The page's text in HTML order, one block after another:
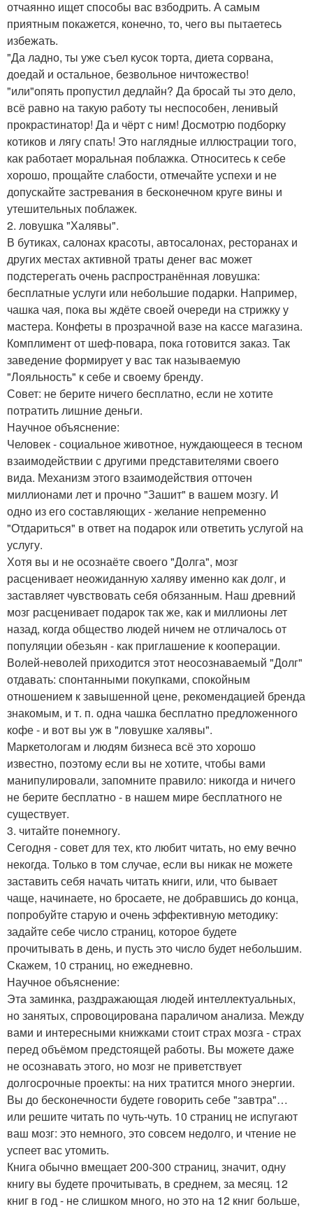
отчаянно ищет способы вас взбодрить. А самым
приятным покажется, конечно, то, чего вы пытаетесь
избежать.
"Да ладно, ты уже съел кусок торта, диета сорвана,
доедай и остальное, безвольное ничтожество!
"или"опять пропустил дедлайн? Да бросай ты это дело,
всё равно на такую работу ты неспособен, ленивый
прокрастинатор! Да и чёрт с ним! Досмотрю подборку
котиков и лягу спать! Это наглядные иллюстрации того,
как работает моральная поблажка. Относитесь к себе
хорошо, прощайте слабости, отмечайте успехи и не
допускайте застревания в бесконечном круге вины и
утешительных поблажек.
2. ловушка "Халявы".
В бутиках, салонах красоты, автосалонах, ресторанах и
других местах активной траты денег вас может
подстерегать очень распространённая ловушка:
бесплатные услуги или небольшие подарки. Например,
чашка чая, пока вы ждёте своей очереди на стрижку у
мастера. Конфеты в прозрачной вазе на кассе магазина.
Комплимент от шеф-повара, пока готовится заказ. Так
заведение формирует у вас так называемую
"Лояльность" к себе и своему бренду.
Совет: не берите ничего бесплатно, если не хотите
потратить лишние деньги.
Научное объяснение:
Человек - социальное животное, нуждающееся в тесном
взаимодействии с другими представителями своего
вида. Механизм этого взаимодействия отточен
миллионами лет и прочно "Зашит" в вашем мозгу. И
одно из его составляющих - желание непременно
"Отдариться" в ответ на подарок или ответить услугой на
услугу.
Хотя вы и не осознаёте своего "Долга", мозг
расценивает неожиданную халяву именно как долг, и
заставляет чувствовать себя обязанным. Наш древний
мозг расценивает подарок так же, как и миллионы лет
назад, когда общество людей ничем не отличалось от
популяции обезьян - как приглашение к кооперации.
Волей-неволей приходится этот неосознаваемый "Долг"
отдавать: спонтанными покупками, спокойным
отношением к завышенной цене, рекомендацией бренда
знакомым, и т. п. одна чашка бесплатно предложенного
кофе - и вот вы уж в "ловушке халявы".
Маркетологам и людям бизнеса всё это хорошо
известно, поэтому если вы не хотите, чтобы вами
манипулировали, запомните правило: никогда и ничего
не берите бесплатно - в нашем мире бесплатного не
существует.
3. читайте понемногу.
Сегодня - совет для тех, кто любит читать, но ему вечно
некогда. Только в том случае, если вы никак не можете
заставить себя начать читать книги, или, что бывает
чаще, начинаете, но бросаете, не добравшись до конца,
попробуйте старую и очень эффективную методику:
задайте себе число страниц, которое будете
прочитывать в день, и пусть это число будет небольшим.
Скажем, 10 страниц, но ежедневно.
Научное объяснение:
Эта заминка, раздражающая людей интеллектуальных,
но занятых, спровоцирована параличом анализа. Между
вами и интересными книжками стоит страх мозга - страх
перед объёмом предстоящей работы. Вы можете даже
не осознавать этого, но мозг не приветствует
долгосрочные проекты: на них тратится много энергии.
Вы до бесконечности будете говорить себе "завтра"…
или решите читать по чуть-чуть. 10 страниц не испугают
ваш мозг: это немного, это совсем недолго, и чтение не
успеет вас утомить.
Книга обычно вмещает 200-300 страниц, значит, одну
книгу вы будете прочитывать, в среднем, за месяц. 12
книг в год - не слишком много, но это на 12 книг больше,